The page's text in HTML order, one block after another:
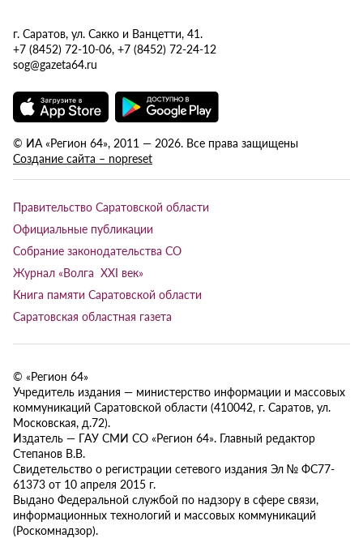
г. Саратов, ул. Сакко и Ванцетти, 41.
+7 (8452) 72-10-06, +7 (8452) 72-24-12
sog@gazeta64.ru
© ИА «Регион 64», 2011 — 2026. Все права защищены
Создание сайта – nopreset
Правительство Саратовской области
Официальные публикации
Собрание законодательства СО
Журнал «Волга XXI век»
Книга памяти Саратовской области
Саратовская областная газета
© «Регион 64»
Учредитель издания — министерство информации и массовых
коммуникаций Саратовской области (410042, г. Саратов, ул.
Московская, д.72).
Издатель — ГАУ СМИ СО «Регион 64». Главный редактор
Степанов В.В.
Свидетельство о регистрации сетевого издания Эл № ФС77-
61373 от 10 апреля 2015 г.
Выдано Федеральной службой по надзору в сфере связи,
информационных технологий и массовых коммуникаций
(Роскомнадзор).